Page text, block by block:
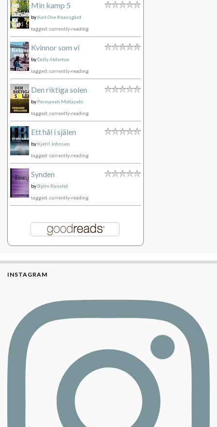
Min kamp 5
by Karl Ove Knausgård
tagged: currently-reading
Kvinnor som vi
by Dolly Alderton
tagged: currently-reading
Den riktiga solen
by Peimaneh Mollazehi
tagged: currently-reading
Ett hål i själen
by Kjetil Johnsen
tagged: currently-reading
Synden
by Björn Ranelid
tagged: currently-reading
INSTAGRAM